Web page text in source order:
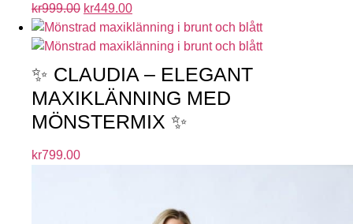
kr999.00 kr449.00
✨ CLAUDIA – ELEGANT
MAXIKLÄNNING MED
MÖNSTERMIX ✨
kr799.00